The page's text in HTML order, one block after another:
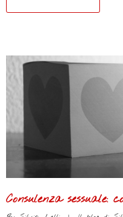
Consulenza sessuale: